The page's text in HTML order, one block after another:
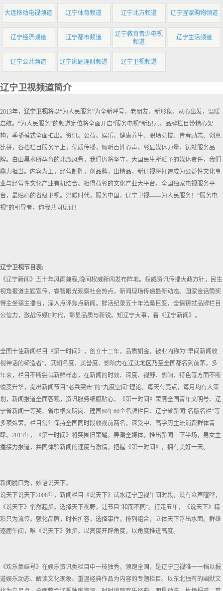
大连移动电视频道 辽宁体育频道 辽宁北方频道 辽宁宜家购物频道
辽宁经济频道 辽宁都市频道
辽宁教育青少电视
频道
辽宁生活频道
辽宁公共频道 辽宁家庭理财频道 辽宁卫视频道
辽宁卫视频道简介
2013年， 辽宁卫视将以“为人民服务”为全新呼号，老朋友，新形象，从心出发，温暖
启航。“为人民服务”的频道定位将全面开启“服务电视”新纪元，品牌栏目带精心架
构，季播模式全面推出。资讯、公益、娱乐、健康养生、职场竞技、青春励志、创意
比拼，各档栏目服务至上，优质传播，倾听百姓心声，彰显媒体力量，铸就服务品
牌。白山黑水所孕育的北派风骨，我们仍将坚守，大国民生所赋予的媒体责任，我们
鼎力担当。内容为王，经营制胜，创品牌，出精品，新辽视将打造成为公益性文化事
业与经营性文化产业有机结合、相得益彰的文化产业大平台。全国独家电视服务平
台，最贴心的省级卫视。温暖时代，服务中国，辽宁卫视——为人民服务！“服务电
视”的引导者，你我共同见证！
辽宁卫视节目表:
《辽宁新闻》五十年风雨兼程,晚间权威新闻发布阵地。权威资讯传播大政方针，民生
视角报道主题宣传，睿智眼光观察社会热点，新闻现场传递最新动态。国家金话筒奖
得主坐镇主播台，深入点评焦点新闻。鲜活纪录五十年沧桑巨变，全情铸就品牌栏目
公信力，激战传媒E时代，彰显品质与新锐。知辽宁大事，看《辽宁新闻》。
全国十佳新闻栏目《第一时间》，创立十二年，品质如金，被业内称为“早间新闻收
视神话的缔造者”，其知名度、美誉度、影响力在辽沈地区乃至全国都名列前茅。多
年来，栏目不断尝试新鲜样态，在新闻的时效、深度、视野、影响、特色等方面不断
蜕变升华，提出新闻节目“老兵突击”的“九度空间”理论。每天有亮点，每月均有大策
划，新闻报道全面客观，资讯服务细腻贴心。《第一时间》荣膺全国青年文明号、辽
宁省新闻一等奖、省巾帼文明岗、建国60年60个名牌栏目、辽宁省新闻“名版名栏”等
多项殊荣。栏目常年保持全国同时段收视前两名，深受中、高学历主流消费群体青
睐。2013年，《第一时间》将突围旧荣耀，弄潮全媒体，推出新闻上下半场，男女主
播接力报道，共同体验新闻的速度与激情。把握《第一时间》，拥有美好一天。
新闻脱口秀，妙语说天下。
说天下说天下2008年，新闻栏目《说天下》试水辽宁卫视午间时段，没有众声喧哗，
《说天下》悄然起步。选择天下视野，让节目“和而不同”。行走五年，《说天下》精
彩只为流传。强化品牌，时长扩容，选择事件，排列组合，立体天下浮出水面。群雄
逐鹿午间，唯《说天下》独步。以高度开辟角度，以角度推进高度。
《欢乐集结号》在娱乐资讯类栏目中一枝独秀，领跑全国，是辽宁卫视唯一一档以报
道娱乐动态、解读文化现象、重温经典作品为内容的专题栏目。以东北独有的幽默文